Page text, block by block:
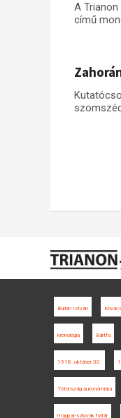
A
című
Burián István
kronológia Bártfa
1918. október 30.
Tótország autonómiája
magyar-szlovák határ